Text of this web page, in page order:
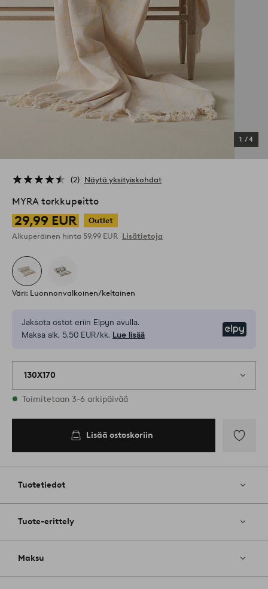
1 /4
2 Näytä yksityiskohdat
MYRA torkkupeitto
29,99 EUR
Outlet
Alkuperäinen hinta 59,99 EUR Lisätietoja
Väri: Luonnonvalkoinen/keltainen
Jaksota ostot eriin Elpyn avulla.
Maksa alk. 5,50 EUR/kk. Lue lisää
130X170
Varastossa
Toimitetaan 3-6 arkipäivää
Lisää ostoskoriin
Tuotetiedot
Tuote-erittely
Maksu